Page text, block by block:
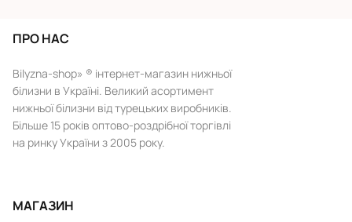
ПРО НАС
Bilyzna-shop» ® інтернет-магазин нижньої
білизни в Україні. Великий асортимент
нижньої білизни від турецьких виробників.
Більше 15 років оптово-роздрібної торгівлі
на ринку України з 2005 року.
МАГАЗИН